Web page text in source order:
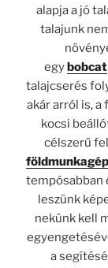
alapja a jó
talajunk
egybobcat
talajcserés
akár arról is,
kocsi
célszerű
földmunkagép
tempósabban
leszünk
nekünk kell
a